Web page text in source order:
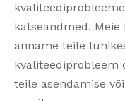
katseandmed.
anname teile
kvaliteediprobleem
teile asendamise